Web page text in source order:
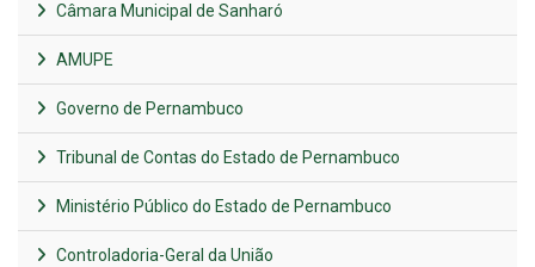
Câmara Municipal de Sanharó
AMUPE
Governo de Pernambuco
Tribunal de Contas do Estado de Pernambuco
Ministério Público do Estado de Pernambuco
Controladoria-Geral da União